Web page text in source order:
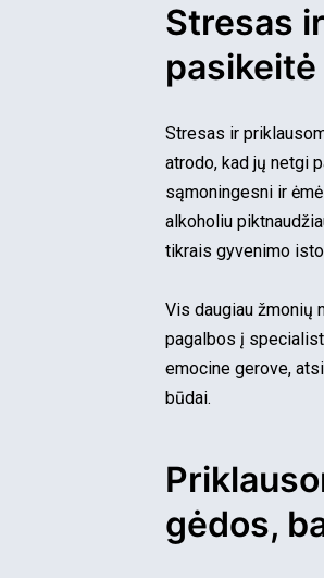
Stresas
Stresas ir
atrodo, kad jų netgi
sąmoningesni ir
alkoholiu
tikrais gyvenimo
Vis daugiau žmonių
pagalbos į
emocine gerove,
būdai.
gėdos,